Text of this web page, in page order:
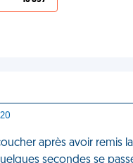
après avoir remis
secondes se